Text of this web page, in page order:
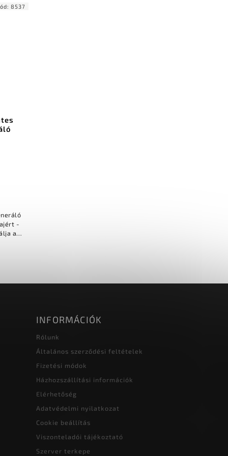
-
a
8537
INFORMÁCIÓK
Rólunk
Általános szerződési feltételek
Fizetési módok
Házhozszállítási információk
Elérhetőség
Adatvédelmi nyilatkozat
Cookie beállítás
Viszonteladói tájékoztató
Szerver terkepe